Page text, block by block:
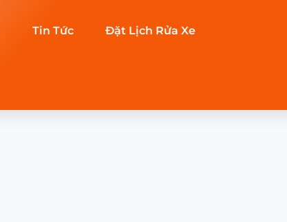
Tin Tức Đặt Lịch Rửa Xe